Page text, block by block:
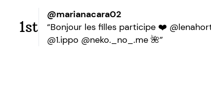
1st
@marianacara02
“Bonjour les filles participe ❤️
@1.ippo @neko._no_.me 🌺”